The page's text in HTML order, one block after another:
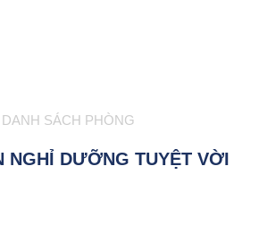
DANH SÁCH PHÒNG
NGHỈ DƯỠNG TUYỆT VỜI